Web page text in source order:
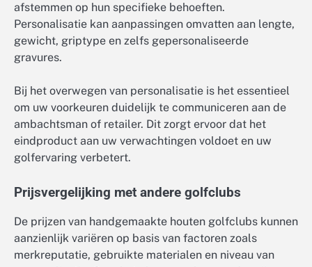
afstemmen op hun specifieke behoeften.
Personalisatie kan aanpassingen omvatten aan lengte,
gewicht, griptype en zelfs gepersonaliseerde
gravures.
Bij het overwegen van personalisatie is het essentieel
om uw voorkeuren duidelijk te communiceren aan de
ambachtsman of retailer. Dit zorgt ervoor dat het
eindproduct aan uw verwachtingen voldoet en uw
golfervaring verbetert.
Prijsvergelijking met andere golfclubs
De prijzen van handgemaakte houten golfclubs kunnen
aanzienlijk variëren op basis van factoren zoals
merkreputatie, gebruikte materialen en niveau van